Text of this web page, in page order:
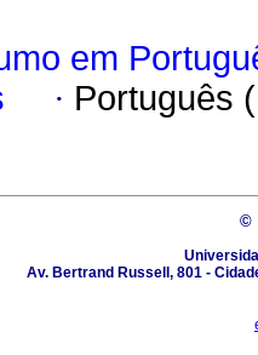
em
· Português
©
Av. Bertrand Russell, 801 -